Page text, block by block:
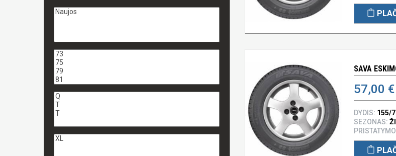
SAVA
57,00 €
DYDIS: 155/
SEZONAS: